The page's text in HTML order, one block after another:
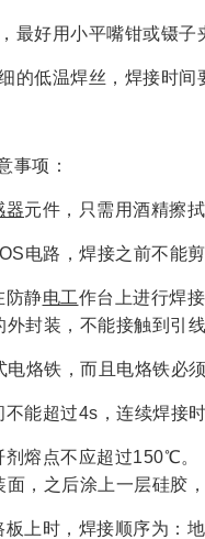
最好用小平嘴钳或镊子
的低温焊丝，焊接时间
事项：
器元件，只需用酒精擦拭
电路，焊接之前不能
防静电工作台上进行焊
封装，不能接触到引线
烙铁，而且电烙铁必须
能超过4s，连续焊接
熔点不应超过150℃。
，之后涂上一层硅胶
板上时，焊接顺序为：